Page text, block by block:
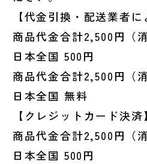
【代金引換・配送業者に
商品代金合計2,500円（
日本全国 500円
商品代金合計2,500円（
日本全国 無料
【クレジットカード決済】
商品代金合計2,500円（
日本全国 500円